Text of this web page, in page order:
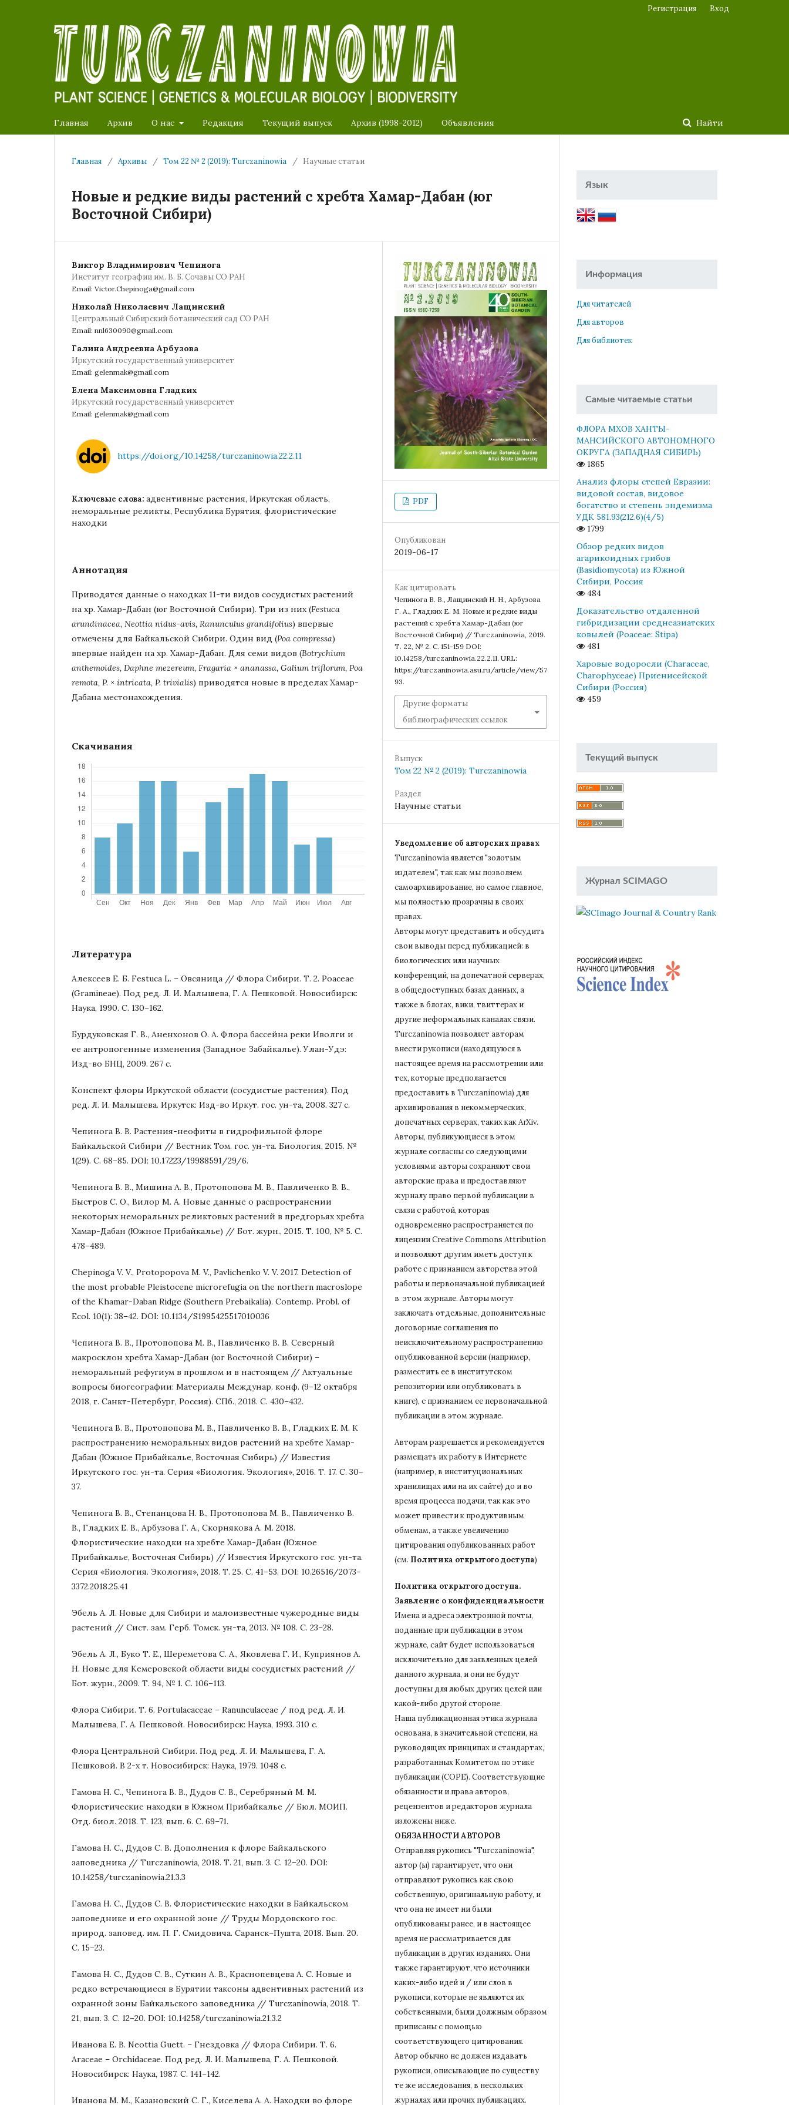
Главная Архив О нас Редакция Текущий выпуск Архив (1998-2012) Объявления Найти
Регистрация Вход
Главная / Архивы / Том 22 № 2 (2019): Turczaninowia / Научные статьи
Новые и редкие виды растений с хребта Хамар-Дабан (юг
Восточной Сибири)
Виктор Владимирович Чепинога
Институт географии им. В. Б. Сочавы СО РАН
Email: Victor.Chepinoga@gmail.com
Николай Николаевич Лащинский
Центральный Сибирский ботанический сад СО РАН
Email: nnl630090@gmail.com
Галина Андреевна Арбузова
Иркутский государственный университет
Email: gelenmak@gmail.com
Елена Максимовна Гладких
Иркутский государственный университет
Email: gelenmak@gmail.com
https://doi.org/10.14258/turczaninowia.22.2.11
Ключевые слова: адвентивные растения, Иркутская область,
неморальные реликты, Республика Бурятия, флористические
находки
Аннотация
Приводятся данные о находках 11-ти видов сосудистых растений
на хр. Хамар-Дабан (юг Восточной Сибири). Три из них (Festuca
arundinacea, Neottia nidus-avis, Ranunculus grandifolius) впервые
отмечены для Байкальской Сибири. Один вид (Poa compressa)
впервые найден на хр. Хамар-Дабан. Для семи видов (Botrychium
anthemoides, Daphne mezereum, Fragaria × ananassa, Galium triflorum, Poa
remota, P. × intricata, P. trivialis) приводятся новые в пределах Хамар-
Дабана местонахождения.
Скачивания
Литература
Алексеев Е. Б. Festuca L. – Овсяница // Флора Сибири. Т. 2. Poaceae
(Gramineae). Под ред. Л. И. Малышева, Г. А. Пешковой. Новосибирск:
Наука, 1990. С. 130–162.
Бурдуковская Г. В., Аненхонов О. А. Флора бассейна реки Иволги и
ее антропогенные изменения (Западное Забайкалье). Улан-Удэ:
Изд-во БНЦ, 2009. 267 с.
Конспект флоры Иркутской области (сосудистые растения). Под
ред. Л. И. Малышева. Иркутск: Изд-во Иркут. гос. ун-та, 2008. 327 с.
Чепинога В. В. Растения-неофиты в гидрофильной флоре
Байкальской Сибири // Вестник Том. гос. ун-та. Биология, 2015. №
1(29). С. 68–85. DOI: 10.17223/19988591/29/6.
Чепинога В. В., Мишина А. В., Протопопова М. В., Павличенко В. В.,
Быстров С. О., Вилор М. А. Новые данные о распространении
некоторых неморальных реликтовых растений в предгорьях хребта
Хамар-Дабан (Южное Прибайкалье) // Бот. журн., 2015. Т. 100, № 5. С.
478–489.
Chepinoga V. V., Protopopova M. V., Pavlichenko V. V. 2017. Detection of
the most probable Pleistocene microrefugia on the northern macroslope
of the Khamar-Daban Ridge (Southern Prebaikalia). Contemp. Probl. of
Ecol. 10(1): 38–42. DOI: 10.1134/S1995425517010036
Чепинога В. В., Протопопова М. В., Павличенко В. В. Северный
макросклон хребта Хамар-Дабан (юг Восточной Сибири) –
неморальный рефугиум в прошлом и в настоящем // Актуальные
вопросы биогеографии: Материалы Междунар. конф. (9–12 октября
2018, г. Санкт-Петербург, Россия). СПб., 2018. С. 430–432.
Чепинога В. В., Протопопова М. В., Павличенко В. В., Гладких Е. М. К
распространению неморальных видов растений на хребте Хамар-
Дабан (Южное Прибайкалье, Восточная Сибирь) // Известия
Иркутского гос. ун-та. Серия «Биология. Экология», 2016. Т. 17. С. 30–
37.
Чепинога В. В., Степанцова Н. В., Протопопова М. В., Павличенко В.
В., Гладких Е. В., Арбузова Г. А., Скорнякова А. М. 2018.
Флористические находки на хребте Хамар-Дабан (Южное
Прибайкалье, Восточная Сибирь) // Известия Иркутского гос. ун-та.
Серия «Биология. Экология», 2018. Т. 25. С. 41–53. DOI: 10.26516/2073-
3372.2018.25.41
Эбель А. Л. Новые для Сибири и малоизвестные чужеродные виды
растений // Сист. зам. Герб. Томск. ун-та, 2013. № 108. С. 23–28.
Эбель А. Л., Буко Т. Е., Шереметова С. А., Яковлева Г. И., Куприянов А.
Н. Новые для Кемеровской области виды сосудистых растений //
Бот. журн., 2009. Т. 94, № 1. С. 106–113.
Флора Сибири. Т. 6. Portulacaceae – Ranunculaceae / под ред. Л. И.
Малышева, Г. А. Пешковой. Новосибирск: Наука, 1993. 310 с.
Флора Центральной Сибири. Под ред. Л. И. Малышева, Г. А.
Пешковой. В 2-х т. Новосибирск: Наука, 1979. 1048 с.
Гамова Н. С., Чепинога В. В., Дудов С. В., Серебряный М. М.
Флористические находки в Южном Прибайкалье // Бюл. МОИП.
Отд. биол. 2018. Т. 123, вып. 6. С. 69–71.
Гамова Н. С., Дудов С. В. Дополнения к флоре Байкальского
заповедника // Turczaninowia, 2018. Т. 21, вып. 3. С. 12–20. DOI:
10.14258/turczaninowia.21.3.3
Гамова Н. С., Дудов С. В. Флористические находки в Байкальском
заповеднике и его охранной зоне // Труды Мордовского гос.
природ. заповед. им. П. Г. Смидовича. Саранск–Пушта, 2018. Вып. 20.
С. 15–23.
Гамова Н. С., Дудов С. В., Суткин А. В., Краснопевцева А. С. Новые и
редко встречающиеся в Бурятии таксоны адвентивных растений из
охранной зоны Байкальского заповедника // Turczaninowia, 2018. Т.
21, вып. 3. С. 12–20. DOI: 10.14258/turczaninowia.21.3.2
Иванова Е. В. Neottia Guett. – Гнездовка // Флора Сибири. Т. 6.
Araceae – Orchidaceae. Под ред. Л. И. Малышева, Г. А. Пешковой.
Новосибирск: Наука, 1987. С. 141–142.
Иванова М. М., Казановский С. Г., Киселева А. А. Находки во флоре
PDF
Опубликован
2019-06-17
Как цитировать
Чепинога В. В., Лащинский Н. Н., Арбузова
Г. А., Гладких Е. М. Новые и редкие виды
растений с хребта Хамар-Дабан (юг
Восточной Сибири) // Turczaninowia, 2019.
Т. 22, № 2. С. 151-159 DOI:
10.14258/turczaninowia.22.2.11. URL:
https://turczaninowia.asu.ru/article/view/57
93.
Другие форматы
библиографических ссылок
Выпуск
Том 22 № 2 (2019): Turczaninowia
Раздел
Научные статьи
Уведомление об авторских правах
Turczaninowiа является "золотым
издателем", так как мы позволяем
самоархивирование, но самое главное,
мы полностью прозрачны в своих
правах.
Авторы могут представить и обсудить
свои выводы перед публикацией: в
биологических или научных
конференций, на допечатной серверах,
в общедоступных базах данных, а
также в блогах, вики, твиттерах и
другие неформальных каналах связи.
Turczaninowiа позволяет авторам
внести рукописи (находящуюся в
настоящее время на рассмотрении или
тех, которые предполагается
предоставить в Turczaninowia) для
архивирования в некоммерческих,
допечатных серверах, таких как ArXiv.
Авторы, публикующиеся в этом
журнале согласны со следующими
условиями: авторы сохраняют свои
авторские права и предоставляют
журналу право первой публикации в
связи с работой, которая
одновременно распространяется по
лицензии Creative Commons Attribution
и позволяют другим иметь доступ к
работе с признанием авторства этой
работы и первоначальной публикацией
в этом журнале. Авторы могут
заключать отдельные, дополнительные
договорные соглашения по
неисключительному распространению
опубликованной версии (например,
разместить ее в институтском
репозитории или опубликовать в
книге), с признанием ее первоначальной
публикации в этом журнале.
Авторам разрешается и рекомендуется
размещать их работу в Интернете
(например, в институциональных
хранилищах или на их сайте) до и во
время процесса подачи, так как это
может привести к продуктивным
обменам, а также увеличению
цитирования опубликованных работ
(см. Политика открытого доступа)
Политика открытого доступа.
Заявление о конфиденциальности
Имена и адреса электронной почты,
поданные при публикации в этом
журнале, сайт будет использоваться
исключительно для заявленных целей
данного журнала, и они не будут
доступны для любых других целей или
какой-либо другой стороне.
Наша публикационная этика журнала
основана, в значительной степени, на
руководящих принципах и стандартах,
разработанных Комитетом по этике
публикации (COPE). Соответствующие
обязанности и права авторов,
рецензентов и редакторов журнала
изложены ниже.
ОБЯЗАННОСТИ АВТОРОВ
Отправляя рукопись "Turczaninowia",
автор (ы) гарантирует, что они
отправляют рукопись как свою
собственную, оригинальную работу, и
что она не имеет ни были
опубликованы ранее, и в настоящее
время не рассматривается для
публикации в других изданиях. Они
также гарантируют, что источники
каких-либо идей и / или слов в
рукописи, которые не являются их
собственными, были должным образом
приписаны с помощью
соответствующего цитирования.
Автор обычно не должен издавать
рукописи, описывающие по существу
те же исследования, в нескольких
журналах или прочих публикациях.
Язык
Информация
Для читателей
Для авторов
Для библиотек
Самые читаемые статьи
ФЛОРА МХОВ ХАНТЫ-
МАНСИЙСКОГО АВТОНОМНОГО
ОКРУГА (ЗАПАДНАЯ СИБИРЬ)
1865
Анализ флоры степей Евразии:
видовой состав, видовое
богатство и степень эндемизма
УДК 581.93(212.6)(4/5)
1799
Обзор редких видов
агарикоидных грибов
(Basidiomycota) из Южной
Сибири, Россия
484
Доказательство отдаленной
гибридизации среднеазиатских
ковылей (Poaceae: Stipa)
481
Харовые водоросли (Characeae,
Charophyceae) Приенисейской
Сибири (Россия)
459
Текущий выпуск
Журнал SCIMAGO